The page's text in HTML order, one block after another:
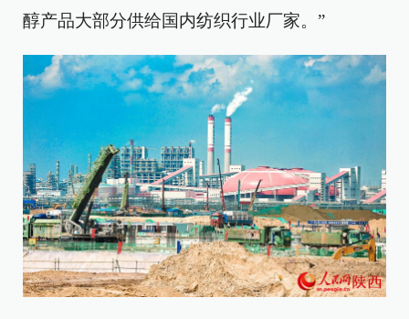
醇产品大部分供给国内纺织行业厂家。”